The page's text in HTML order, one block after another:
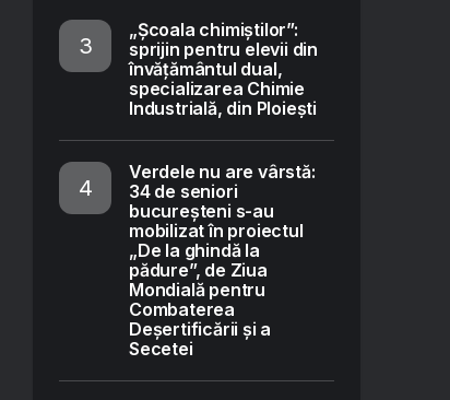
„Școala chimiștilor”:
sprijin pentru elevii din
învățământul dual,
specializarea Chimie
Industrială, din Ploiești
Verdele nu are vârstă:
34 de seniori
bucureșteni s-au
mobilizat în proiectul
„De la ghindă la
pădure”, de Ziua
Mondială pentru
Combaterea
Deșertificării și a
Secetei